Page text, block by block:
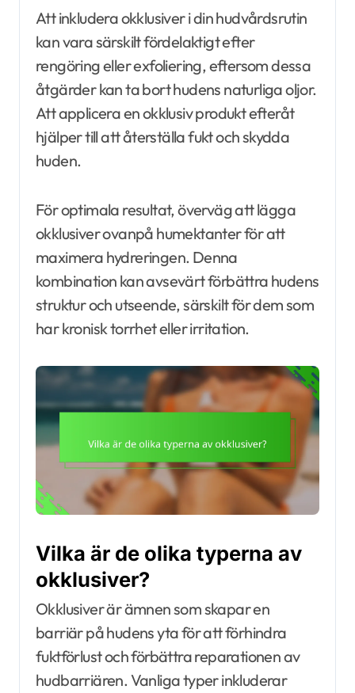
Att inkludera okklusiver i din hudvårdsrutin
kan vara särskilt fördelaktigt efter
rengöring eller exfoliering, eftersom dessa
åtgärder kan ta bort hudens naturliga oljor.
Att applicera en okklusiv produkt efteråt
hjälper till att återställa fukt och skydda
huden.
För optimala resultat, överväg att lägga
okklusiver ovanpå humektanter för att
maximera hydreringen. Denna
kombination kan avsevärt förbättra hudens
struktur och utseende, särskilt för dem som
har kronisk torrhet eller irritation.
Vilka är de olika typerna av
okklusiver?
Okklusiver är ämnen som skapar en
barriär på hudens yta för att förhindra
fuktförlust och förbättra reparationen av
hudbarriären. Vanliga typer inkluderar